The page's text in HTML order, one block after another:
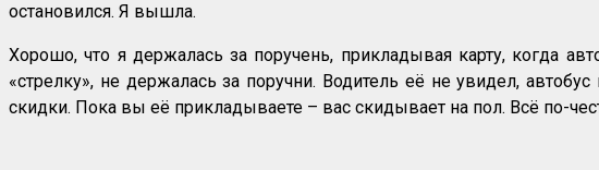
остановился. Я вышла.
Хорошо, что я держалась за поручень, прикладывая карту, когда
«стрелку», не держалась за поручни. Водитель её не увидел,
скидки. Пока вы её прикладываете – вас скидывает на пол. Всё по-